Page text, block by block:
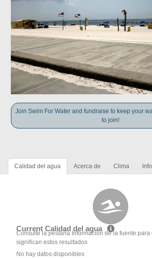
Join Swim For Water and fundraise to keep your
to join!
Calidad del agua Acerca de Clima
Current Calidad del agua
Consulte la pestaña Información de la fuente para
significan estos resultados
No hay datos disponibles